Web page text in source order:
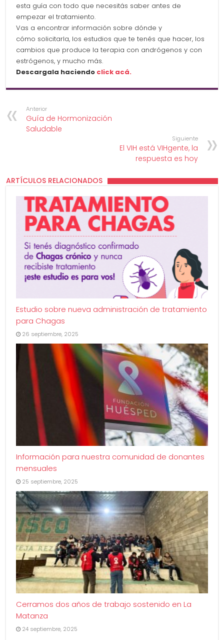
esta guía con todo que necesitás saber antes de
empezar el tratamiento.
Vas a encontrar información sobre dónde y
cómo solicitarla, los estudios que te tenés que hacer, los
cambios que produce la terapia con andrógenos y con
estrógenos, y mucho más.
Descargala haciendo click acá.
Anterior
Guía de Hormonización
Saludable
Siguiente
El VIH está VIHgente, la
respuesta es hoy
ARTÍCULOS RELACIONADOS
Estudio sobre nueva administración de tratamiento
para Chagas
26 septiembre, 2025
Información para nuestra comunidad de donantes
mensuales
25 septiembre, 2025
Cerramos dos años de trabajo sostenido en La
Matanza
24 septiembre, 2025